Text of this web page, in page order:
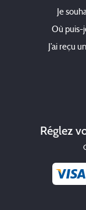
Je
Où puis-
J’ai reçu
Réglez